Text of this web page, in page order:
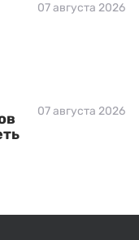
07 августа 2026
07 августа 2026